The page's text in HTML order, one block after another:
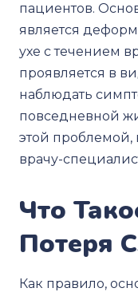
пациентов.
является
ухе с течением
проявляется в
наблюдать
повседневной
этой проблемой,
врачу-
Что
Потеря
Как правило,